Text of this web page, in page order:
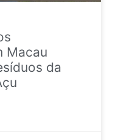
Macau
da